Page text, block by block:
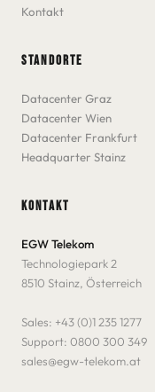
Kontakt
STANDORTE
Datacenter Graz
Datacenter Wien
Datacenter Frankfurt
Headquarter Stainz
KONTAKT
EGW Telekom
Technologiepark 2
8510 Stainz, Österreich
Sales: +43 (0)1 235 1277
Support: 0800 300 349
sales@egw-telekom.at